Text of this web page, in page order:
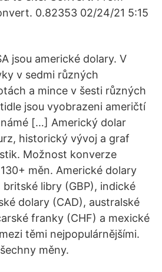
0.82353 02/24/21 5:15
jsou americké dolary. V
v sedmi různých
a mince v šesti různých
jsou vyobrazeni američtí
[…] Americký dolar
historický vývoj a graf
Možnost konverze
měn. Americké dolary
britské libry (GBP), indické
dolary (CAD), australské
franky (CHF) a mexické
těmi nejpopulárnějšími.
měny.